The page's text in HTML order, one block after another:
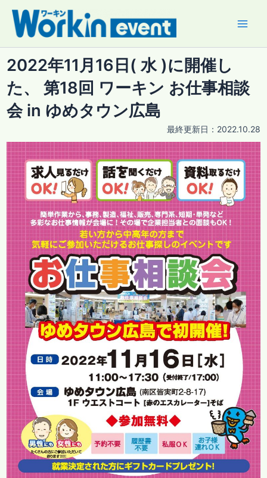
ス
キ
プ
2022年11月16日( 水 )に開催し
た、 第18回 ワーキン お仕事相談
会 in ゆめタウン広島
最終更新日： 2022.10.28